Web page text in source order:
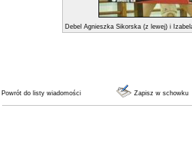
Debel Agnieszka Sikorska (z lewej) i
Powrót do listy wiadomości Zapisz w schowku